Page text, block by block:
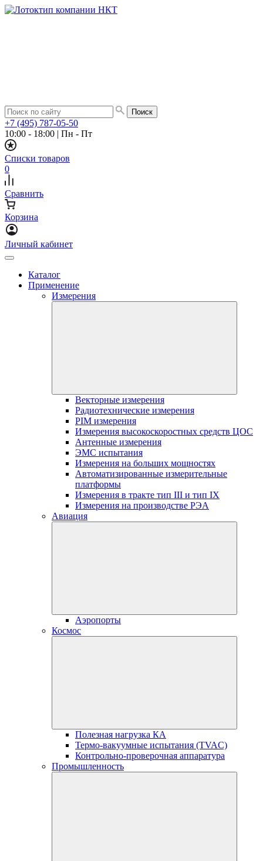
+7 (495) 787-05-50
10:00 - 18:00 | Пн - Пт
Списки товаров
0
Сравнить
Корзина
Личный кабинет
Каталог
Применение
Измерения
Векторные измерения
Радиотехнические измерения
PIM измерения
Измерения высокоскоростных средств ЦОС
Антенные измерения
ЭМС испытания
Измерения на больших мощностях
Автоматизированные измерительные
платформы
Измерения в тракте тип III и тип IX
Измерения на производстве РЭА
Авиация
Аэропорты
Космос
Полезная нагрузка КА
Термо-вакуумные испытания (TVAC)
Контрольно-проверочная аппаратура
Промышленность